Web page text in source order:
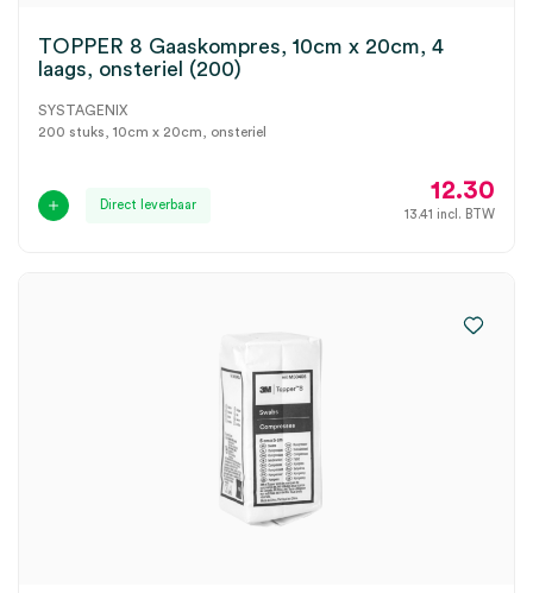
TOPPER 8 Gaaskompres, 10cm x 20cm, 4
laags, onsteriel (200)
SYSTAGENIX
200 stuks, 10cm x 20cm, onsteriel
Direct leverbaar
12.30
13.41 incl. BTW